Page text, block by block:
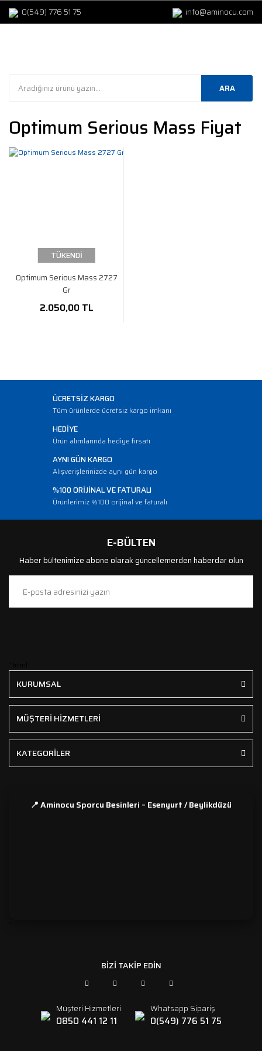
0(549) 776 51 75 info@aminocu.com
ARA
Optimum Serious Mass Fiyat
TÜKENDİ
Optimum Serious Mass 2727
Gr
2.050,00 TL
ÜCRETSİZ KARGO
Tüm ürünlerde ücretsiz kargo imkanı
HEDİYE
Ürün alımlarında hediye fırsatı
AYNI GÜN KARGO
Alışverişlerinizde aynı gün kargo
%100 ORİJİNAL VE FATURALI
Ürünlerimiz %100 orijinal ve faturalı
E-BÜLTEN
Haber bültenimize abone olarak güncellemerden haberdar olun
KURUMSAL
MÜŞTERİ HİZMETLERİ
KATEGORİLER
📍 Aminocu Sporcu Besinleri – Esenyurt / Beylikdüzü
BİZİ TAKİP EDİN
Müşteri Hizmetleri
0850 441 12 11
Whatsapp Sipariş
0(549) 776 51 75